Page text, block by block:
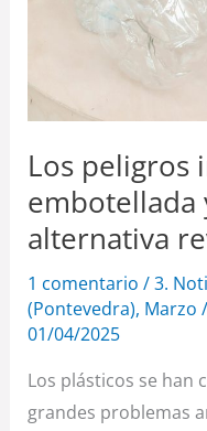
Los peligros
embotellada
alternativa
1 comentario /3.
(Pontevedra), Marzo /
01/04/2025
Los plásticos se han
grandes problemas